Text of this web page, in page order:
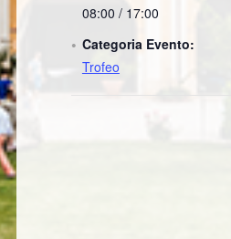
08:00 / 17:00
Categoria Evento:
Trofeo